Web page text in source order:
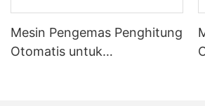
Mesin Pengemas Penghitung
Otomatis untuk